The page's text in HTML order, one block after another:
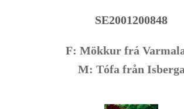
SE2001200848
F: Mökkur frá
M: Tófa från Isberga